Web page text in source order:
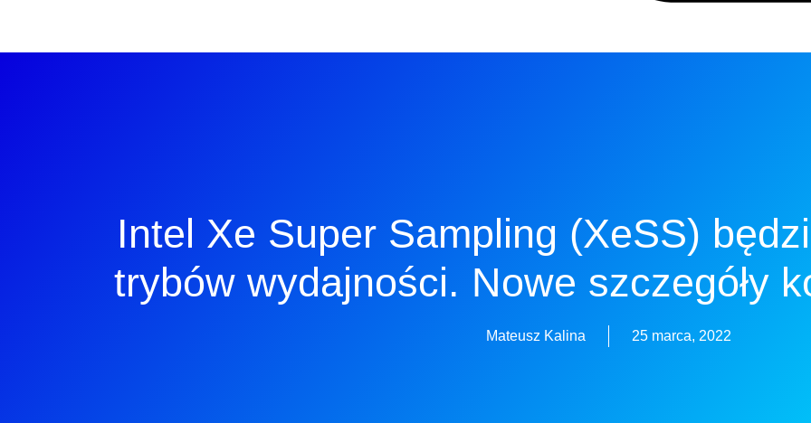
Intel Xe Super Sampling (XeSS)
trybów wydajności. Nowe szczegóły
Mateusz Kalina 25 marca, 2022